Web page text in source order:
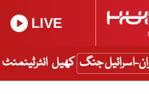
LIVE
اسرائیل جنگ کھیل انٹرٹینمنٹ